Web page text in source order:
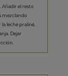
Añadir el resto
mezclando
leche praliné,
Dejar